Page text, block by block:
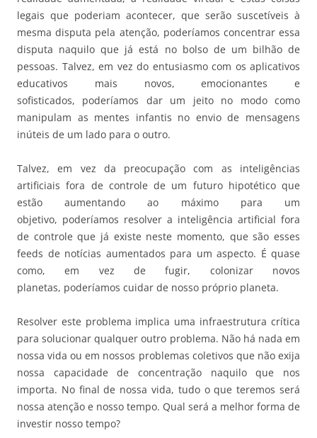
legais que poderiam acontecer, que serão suscetíveis à
mesma disputa pela atenção, poderíamos concentrar essa
disputa naquilo que já está no bolso de um bilhão de
pessoas. Talvez, em vez do entusiasmo com os aplicativos
educativos mais novos, emocionantes e
sofisticados, poderíamos dar um jeito no modo como
manipulam as mentes infantis no envio de mensagens
inúteis de um lado para o outro.
Talvez, em vez da preocupação com as inteligências
artificiais fora de controle de um futuro hipotético que
estão aumentando ao máximo para um
objetivo, poderíamos resolver a inteligência artificial fora
de controle que já existe neste momento, que são esses
feeds de notícias aumentados para um aspecto. É quase
como, em vez de fugir, colonizar novos
planetas, poderíamos cuidar de nosso próprio planeta.
Resolver este problema implica uma infraestrutura crítica
para solucionar qualquer outro problema. Não há nada em
nossa vida ou em nossos problemas coletivos que não exija
nossa capacidade de concentração naquilo que nos
importa. No final de nossa vida, tudo o que teremos será
nossa atenção e nosso tempo. Qual será a melhor forma de
investir nosso tempo?